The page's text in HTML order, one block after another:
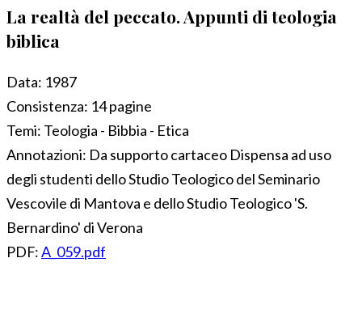
La realtà del peccato. Appunti di teologia
biblica
Data: 1987
Consistenza: 14 pagine
Temi: Teologia - Bibbia - Etica
Annotazioni: Da supporto cartaceo Dispensa ad uso
degli studenti dello Studio Teologico del Seminario
Vescovile di Mantova e dello Studio Teologico 'S.
Bernardino' di Verona
PDF:A_059.pdf